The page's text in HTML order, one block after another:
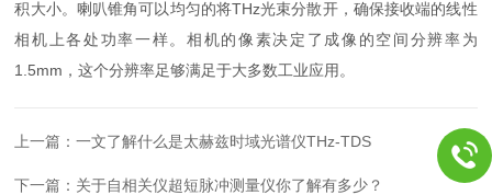
积大小。喇叭锥角可以均匀的将THz光束分散开，确保接收端的线性
相机上各处功率一样。相机的像素决定了成像的空间分辨率为
1.5mm，这个分辨率足够满足于大多数工业应用。
上一篇：一文了解什么是太赫兹时域光谱仪THz-TDS
下一篇： 关于自相关仪超短脉冲测量仪你了解有多少？